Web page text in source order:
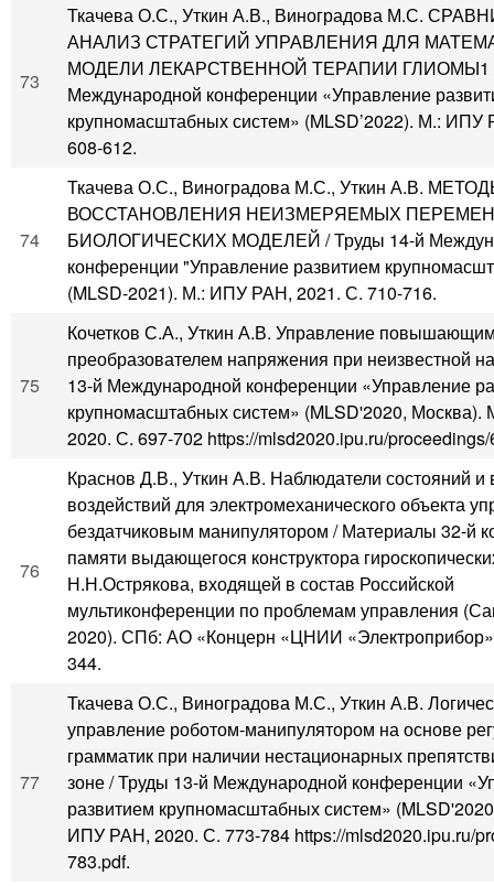
73
Ткачева О.С., Уткин А.В., Виноградова М.С.
АНАЛИЗ СТРАТЕГИЙ УПРАВЛЕНИЯ ДЛЯ
МОДЕЛИ ЛЕКАРСТВЕННОЙ ТЕРАПИИ ГЛИОМЫ1 /
Международной конференции «Управление
крупномасштабных систем» (MLSD’2022). М.:
608-612.
74
Ткачева О.С., Виноградова М.С., Уткин А.В.
ВОССТАНОВЛЕНИЯ НЕИЗМЕРЯЕМЫХ
БИОЛОГИЧЕСКИХ МОДЕЛЕЙ / Труды 14-й
конференции "Управление развитием
(MLSD-2021). М.: ИПУ РАН, 2021. С. 710-716.
75
Кочетков С.А., Уткин А.В. Управление
преобразователем напряжения при неизвестной
13-й Международной конференции «Управление
крупномасштабных систем» (MLSD'2020,
2020. С. 697-702 https://mlsd2020.ipu.ru/
76
Краснов Д.В., Уткин А.В. Наблюдатели состояний
воздействий для электромеханического объекта
бездатчиковым манипулятором / Материалы 32-й
памяти выдающегося конструктора
Н.Н.Острякова, входящей в состав Российской
мультиконференции по проблемам управления
2020). СПб: АО «Концерн «ЦНИИ
344.
77
Ткачева О.С., Виноградова М.С., Уткин А.В.
управление роботом-манипулятором на основе
грамматик при наличии нестационарных
зоне / Труды 13-й Международной конференции
развитием крупномасштабных систем»
ИПУ РАН, 2020. С. 773-784 https://mlsd2020.ipu.ru/
783.pdf.